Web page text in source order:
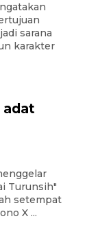
sarana
karakter
adat
Turunsih"
setempat
X ...